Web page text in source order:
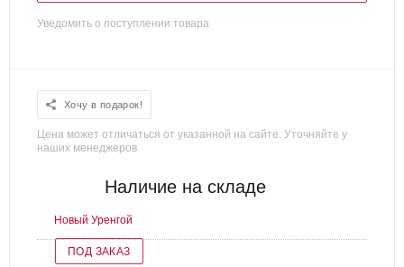
Уведомить о поступлении товара
Хочу в подарок!
Цена может отличаться от указанной на сайте. Уточняйте у
наших менеджеров
Наличие на складе
Новый Уренгой
ПОД ЗАКАЗ